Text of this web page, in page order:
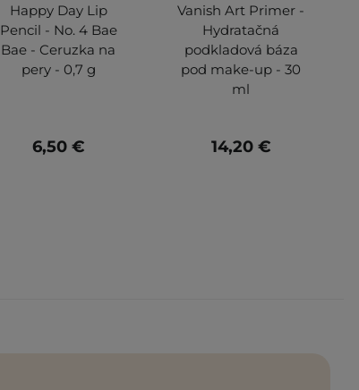
Happy Day Lip
Pencil - No. 4 Bae
Bae - Ceruzka na
pery - 0,7 g
6,50 €
Vanish Art Primer -
Hydratačná
podkladová báza
pod make-up - 30
ml
14,20 €